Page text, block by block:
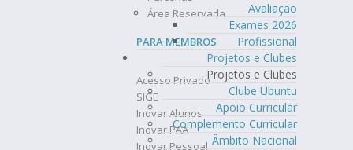
Avaliação
Exames 2026
Profissional
Projetos e Clubes
Projetos e Clubes
Clube Ubuntu
Apoio Curricular
Complemento Curricular
Âmbito Nacional
Área Reservada
PARA MEMBROS
Acesso Privado
SIGE
Inovar Alunos
Inovar PAA
Inovar Pessoal